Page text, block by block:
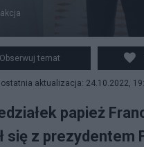
podczas
Macronem.
Obserwuj temat
aktualizacja: 24.10.2022,
papież
się z prezydentem